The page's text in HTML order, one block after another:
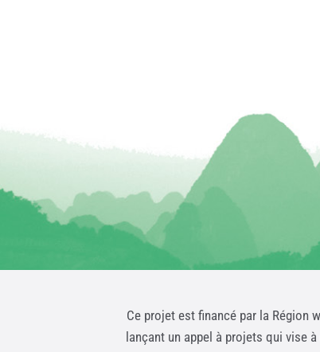
Ce projet est financé par la Région
lançant un appel à projets qui vise